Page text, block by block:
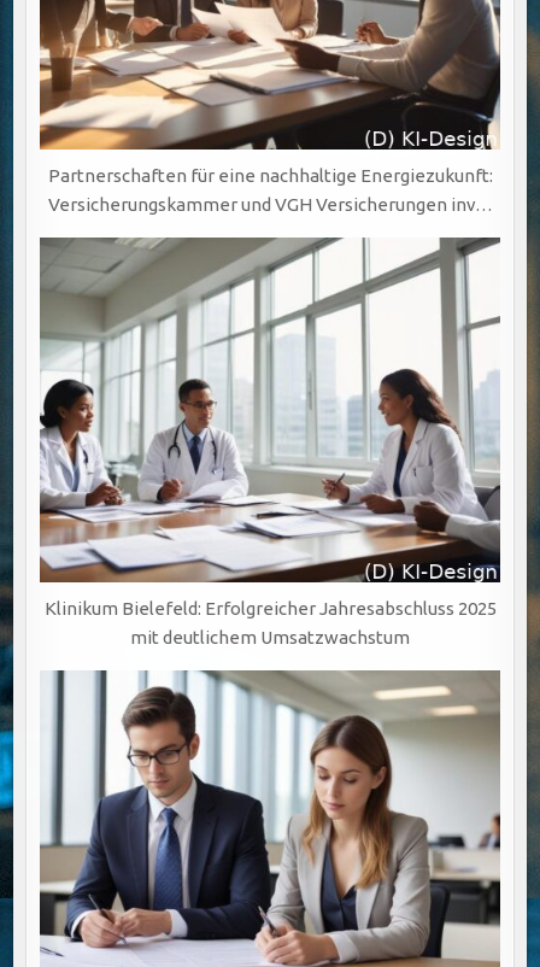
Partnerschaften für eine nachhaltige Energiezukunft:
Versicherungskammer und VGH Versicherungen inv…
Klinikum Bielefeld: Erfolgreicher Jahresabschluss 2025
mit deutlichem Umsatzwachstum